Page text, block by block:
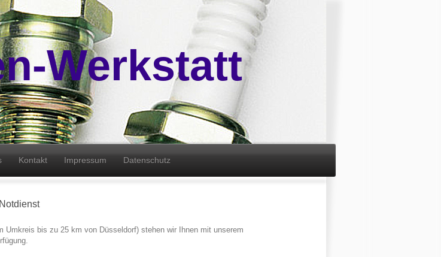
Werkstatt
Kontakt Impressum Datenschutz
Umkreis bis zu 25 km von Düsseldorf) stehen wir Ihnen mit unserem